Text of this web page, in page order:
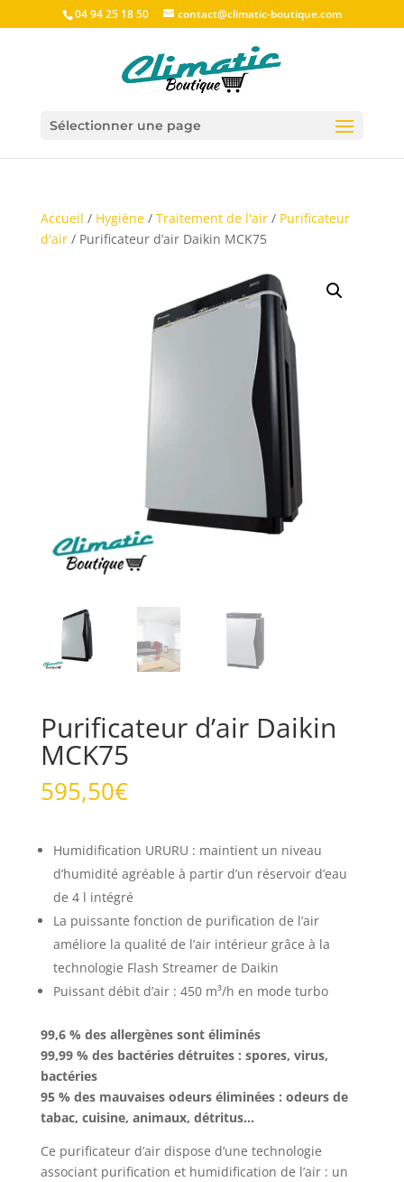
04 94 25 18 50 contact@climatic-boutique.com
Sélectionner une page
Accueil / Hygiène/ Traitement de l'air/ Purificateur
d'air/ Purificateur d’air Daikin MCK75
Purificateur d’air Daikin
MCK75
595,50€
Humidification URURU : maintient un niveau
d’humidité agréable à partir d’un réservoir d’eau
de 4 l intégré
La puissante fonction de purification de l’air
améliore la qualité de l’air intérieur grâce à la
technologie Flash Streamer de Daikin
Puissant débit d’air : 450 m³/h en mode turbo
99,6 % des allergènes sont éliminés
99,99 % des bactéries détruites : spores, virus,
bactéries
95 % des mauvaises odeurs éliminées : odeurs de
tabac, cuisine, animaux, détritus…
Ce purificateur d’air dispose d’une technologie
associant purification et humidification de l’air : un